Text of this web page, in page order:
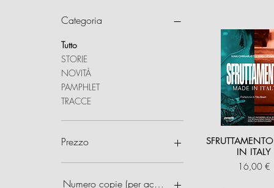
Categoria
Tutto
STORIE
NOVITÀ
PAMPHLET
TRACCE
Prezzo
5 €
Numero copie (per acquisti multipli)
IN ITALY
Prezzo
16,00 €